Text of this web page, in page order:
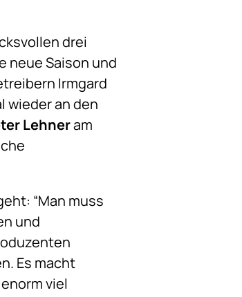
drei
neue Saison und
Irmgard
wieder an den
Lehneram
“Man muss
und
Es macht
viel